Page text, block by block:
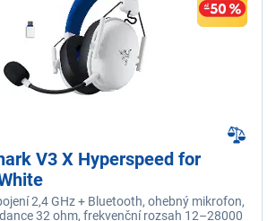
V3 X Hyperspeed for
2,4 GHz + Bluetooth, ohebný mikrofon,
32 ohm, frekvenční rozsah 12–28000